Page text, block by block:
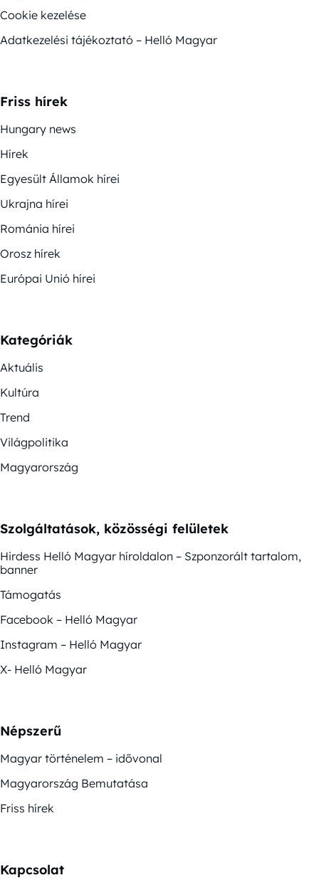
Cookie kezelése
Adatkezelési tájékoztató – Helló Magyar
Friss hírek
Hungary news
Hírek
Egyesült Államok hírei
Ukrajna hírei
Románia hírei
Orosz hírek
Európai Unió hírei
Kategóriák
Aktuális
Kultúra
Trend
Világpolitika
Magyarország
Szolgáltatások, közösségi felületek
Hirdess Helló Magyar híroldalon – Szponzorált tartalom,
banner
Támogatás
Facebook – Helló Magyar
Instagram – Helló Magyar
X- Helló Magyar
Népszerű
Magyar történelem – idővonal
Magyarország Bemutatása
Friss hírek
Kapcsolat